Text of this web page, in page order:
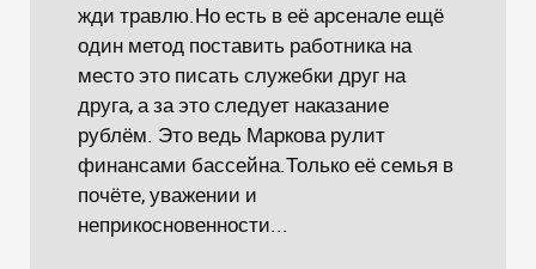
жди травлю.Но есть в её арсенале ещё
один метод поставить работника на
место это писать служебки друг на
друга, а за это следует наказание
рублём. Это ведь Маркова рулит
финансами бассейна.Только её семья в
почёте, уважении и
неприкосновенности...